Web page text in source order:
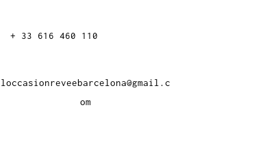
+ 33 616 460 110
loccasionreveebarcelona@gmail.c
om